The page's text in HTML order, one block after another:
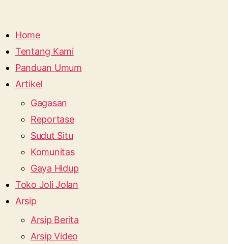
Home
Tentang Kami
Panduan Umum
Artikel
Gagasan
Reportase
Sudut Situ
Komunitas
Gaya Hidup
Toko Joli Jolan
Arsip
Arsip Berita
Arsip Video